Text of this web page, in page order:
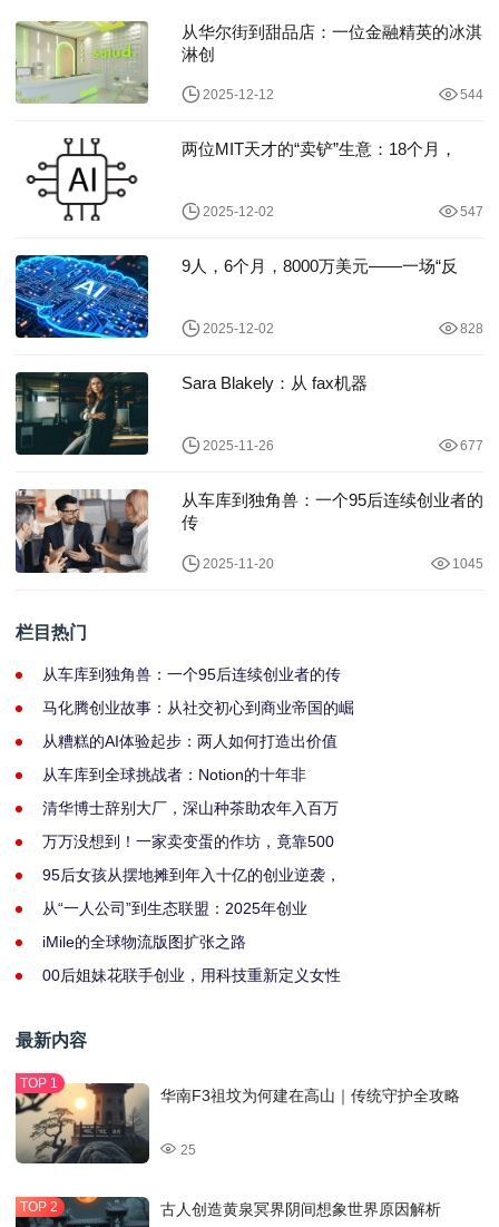
从华尔街到甜品店：一位金融精英的冰淇
淋创
2025-12-12 544
两位MIT天才的“卖铲”生意：18个月，
2025-12-02 547
9人，6个月，8000万美元——一场“反
2025-12-02 828
Sara Blakely：从 fax机器
2025-11-26 677
从车库到独角兽：一个95后连续创业者的
传
2025-11-20 1045
栏目热门
从车库到独角兽：一个95后连续创业者的传
马化腾创业故事：从社交初心到商业帝国的崛
从糟糕的AI体验起步：两人如何打造出价值
从车库到全球挑战者：Notion的十年非
清华博士辞别大厂，深山种茶助农年入百万
万万没想到！一家卖变蛋的作坊，竟靠500
95后女孩从摆地摊到年入十亿的创业逆袭，
从“一人公司”到生态联盟：2025年创业
iMile的全球物流版图扩张之路
00后姐妹花联手创业，用科技重新定义女性
最新内容
华南F3祖坟为何建在高山｜传统守护全攻略
25
古人创造黄泉冥界阴间想象世界原因解析